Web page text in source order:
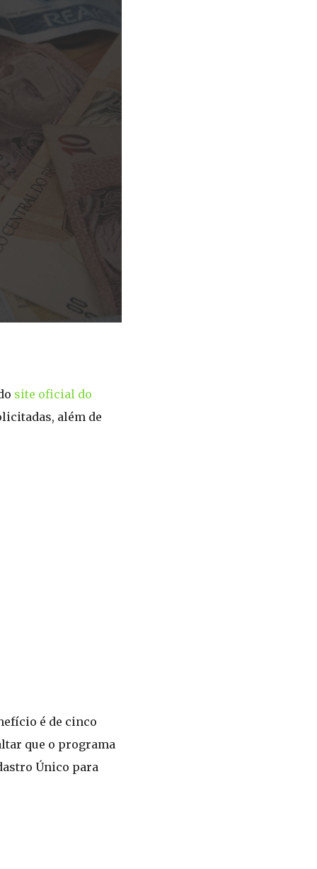
site oficial do
além de
é de cinco
que o programa
Único para